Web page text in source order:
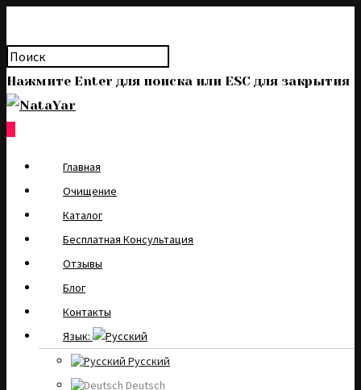
Нажмите Enter для поиска или ESC для закрытия
Главная
Очищение
Каталог
Бесплатная Консультация
Отзывы
Блог
Контакты
Язык:
Русский
Deutsch